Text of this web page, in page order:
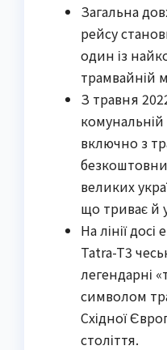
Загальна
рейсу
один із
трамвайній
З травня
комунальній
включно з
великих
що триває й
На лінії
Tatra-T3
легендарні
символом
Східної
століття.